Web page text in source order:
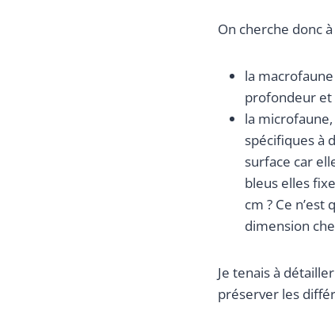
On cherche donc
la
profondeur et
la
spécifiques à
surface car
bleus elles
cm ? Ce
dimension
Je tenais à
préserver les